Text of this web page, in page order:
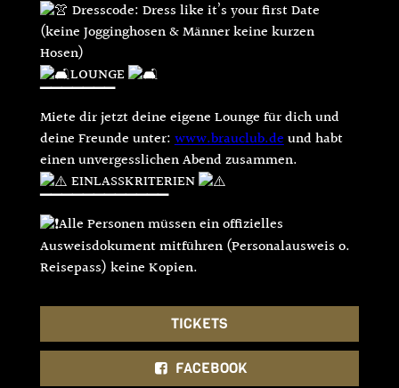
Dresscode: Dress like it’s your first Date
(keine Jogginghosen & Männer keine kurzen
Hosen)
LOUNGE
Miete dir jetzt deine eigene Lounge für dich und
deine Freunde unter:www.brauclub.deund habt
einen unvergesslichen Abend zusammen.
EINLASSKRITERIEN
Alle Personen müssen ein offizielles
Ausweisdokument mitführen (Personalausweis o.
Reisepass) keine Kopien.
TICKETS
FACEBOOK